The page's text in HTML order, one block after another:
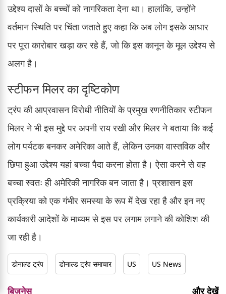
उद्देश्य दासों के बच्चों को नागरिकता देना था। हालांकि, उन्होंने
वर्तमान स्थिति पर चिंता जताते हुए कहा कि अब लोग इसके आधार
पर पूरा कारोबार खड़ा कर रहे हैं, जो कि इस कानून के मूल उद्देश्य से
अलग है।
स्टीफन मिलर का दृष्टिकोण
ट्रंप की आप्रवासन विरोधी नीतियों के प्रमुख रणनीतिकार स्टीफन
मिलर ने भी इस मुद्दे पर अपनी राय रखी और मिलर ने बताया कि कई
लोग पर्यटक बनकर अमेरिका आते हैं, लेकिन उनका वास्तविक और
छिपा हुआ उद्देश्य यहां बच्चा पैदा करना होता है। ऐसा करने से वह
बच्चा स्वतः ही अमेरिकी नागरिक बन जाता है। प्रशासन इस
प्रक्रिया को एक गंभीर समस्या के रूप में देख रहा है और इन नए
कार्यकारी आदेशों के माध्यम से इस पर लगाम लगाने की कोशिश की
जा रही है।
डोनाल्ड ट्रंप डोनाल्ड ट्रंप समाचार US US News
बिजनेस और देखें